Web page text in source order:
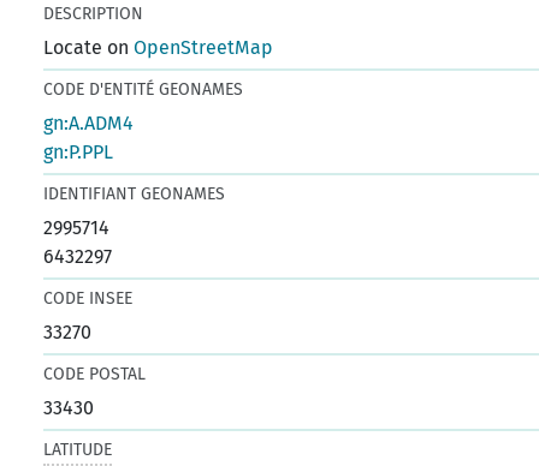
DESCRIPTION
Locate onOpenStreetMap
CODE D'ENTITÉ GEONAMES
gn:A.ADM4
gn:P.PPL
IDENTIFIANT GEONAMES
2995714
6432297
CODE INSEE
33270
CODE POSTAL
33430
LATITUDE